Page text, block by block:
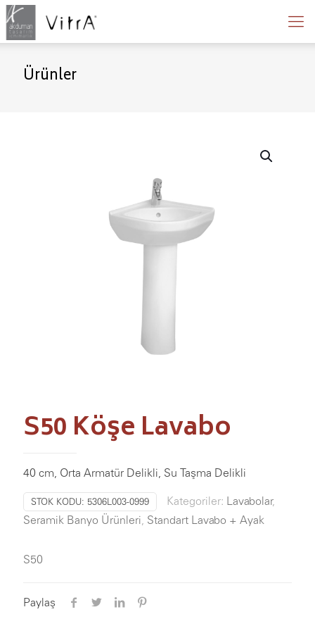
Ürünler
S50 Köşe Lavabo
40 cm, Orta Armatür Delikli, Su Taşma Delikli
STOK KODU: 5306L003-0999 Kategoriler: Lavabolar,
Seramik Banyo Ürünleri Standart Lavabo + Ayak
S50
Paylaş